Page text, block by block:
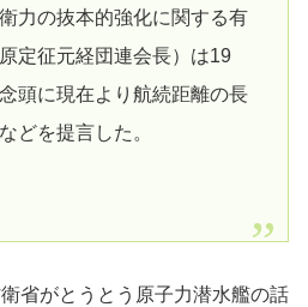
力の抜本的強化に関する有
定征元経団連会長）は19
頭に現在より航続距離の長
どを提言した。
省がとうとう原子力潜水艦の話